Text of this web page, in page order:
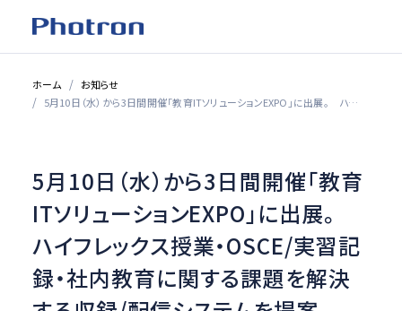
ホーム
お知らせ
5月10日（水）から3日間開催「教育ITソリューションEXPO」に出展。 ハイフレックス授業・OSCE/実習記録・社内教育に関する課題を解決する収録/配信システムを提案
5月10日（水）から3日間開催「教育
ITソリューションEXPO」に出展。
ハイフレックス授業・OSCE/実習記
録・社内教育に関する課題を解決